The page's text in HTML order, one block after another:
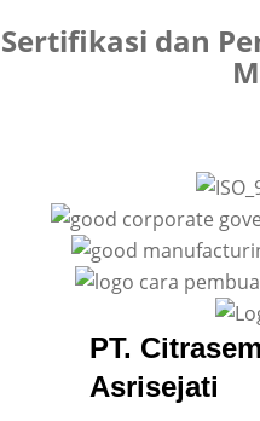
Sertifikasi dan
PT.
Asrisejati